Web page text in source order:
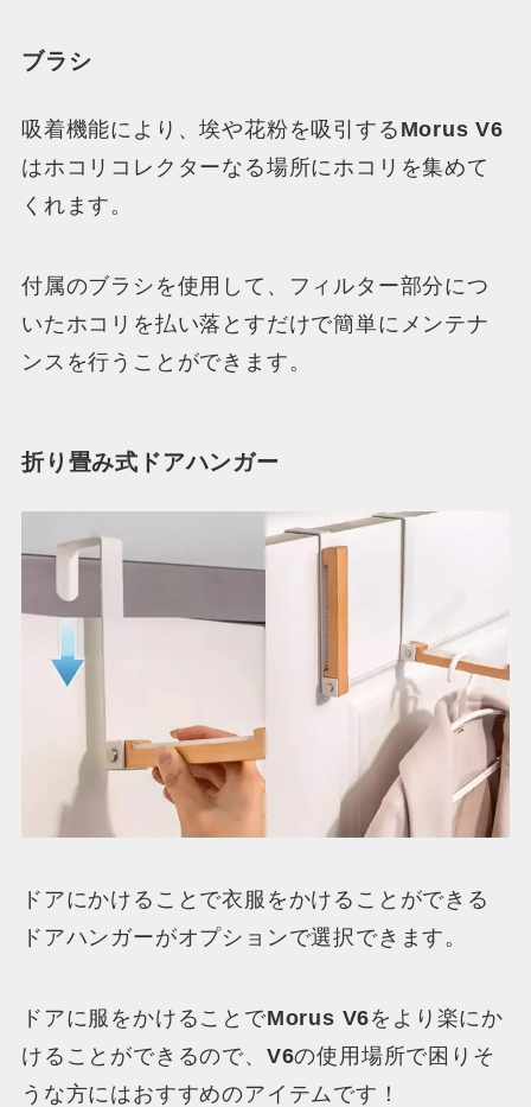
ブラシ
吸着機能により、埃や花粉を吸引する Morus V6
はホコリコレクターなる場所にホコリを集めて
くれます。
付属のブラシを使用して、フィルター部分につ
いたホコリを払い落とすだけで簡単にメンテナ
ンスを行うことができます。
折り畳み式ドアハンガー
ドアにかけることで衣服をかけることができる
ドアハンガーがオプションで選択できます。
ドアに服をかけることでMorus V6をより楽にか
けることができるので、 V6の使用場所で困りそ
うな方にはおすすめのアイテムです！